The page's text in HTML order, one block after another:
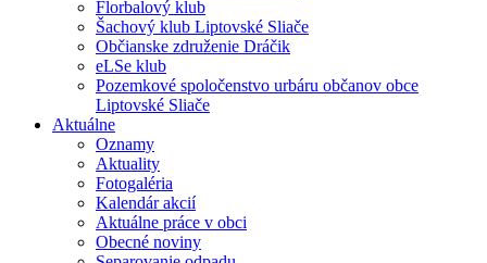
Florbalový klub
Šachový klub Liptovské Sliače
Občianske združenie Dráčik
eLSe klub
Pozemkové spoločenstvo urbáru občanov obce
Liptovské Sliače
Aktuálne
Oznamy
Aktuality
Fotogaléria
Kalendár akcií
Aktuálne práce v obci
Obecné noviny